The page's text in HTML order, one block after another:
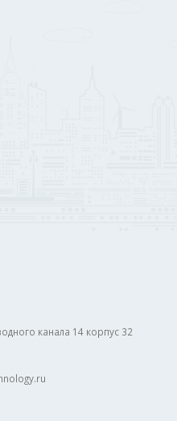
канала 14 корпус 32